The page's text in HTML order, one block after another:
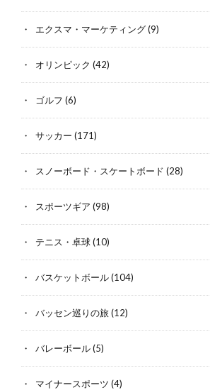
エクスマ・マーケティング(9)
オリンピック (42)
ゴルフ (6)
サッカー (171)
スノーボード・スケートボード (28)
スポーツギア (98)
テニス・卓球(10)
バスケットボール(104)
バッセン巡りの旅(12)
バレーボール(5)
マイナースポーツ (4)